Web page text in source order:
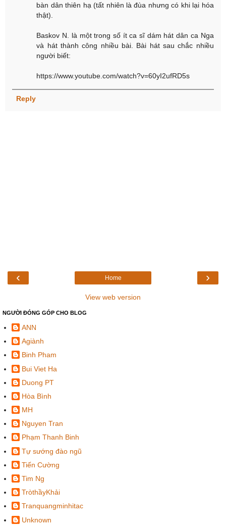
bàn dân thiên hạ (tất nhiên là đùa nhưng có khi lại hóa
thật).
Baskov N. là một trong số ít ca sĩ dám hát dân ca Nga
và hát thành công nhiều bài. Bài hát sau chắc nhiều
người biết:
https://www.youtube.com/watch?v=60yI2ufRD5s
Reply
‹ ›
Home
View web version
NGƯỜI ĐÓNG GÓP CHO BLOG
ANN
Agiành
Binh Pham
Bui Viet Ha
Duong PT
Hòa Bình
MH
Nguyen Tran
Phạm Thanh Binh
Tự sướng đào ngũ
Tiến Cường
Tim Ng
TròthầyKhải
Tranquangminhitac
Unknown